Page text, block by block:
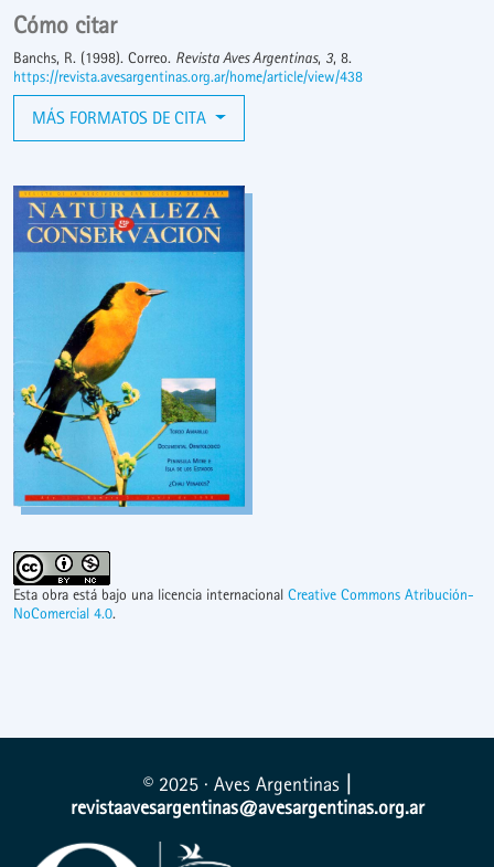
Cómo citar
Banchs, R. (1998). Correo. Revista Aves Argentinas, 3, 8.
https://revista.avesargentinas.org.ar/home/article/view/438
MÁS FORMATOS DE CITA
Esta obra está bajo una licencia internacional Creative Commons Atribución-
NoComercial 4.0.
© 2025 · Aves Argentinas
revistaavesargentinas@avesargentinas.org.ar